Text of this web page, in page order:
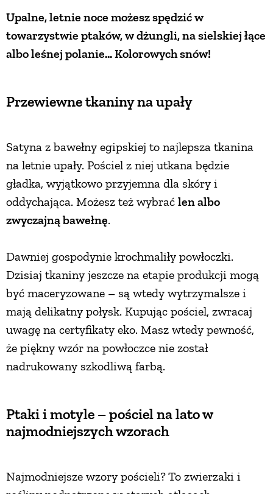
Upalne, letnie noce możesz spędzić w
towarzystwie ptaków, w dżungli, na sielskiej łące
albo leśnej polanie... Kolorowych snów!
Przewiewne tkaniny na upały
Satyna z bawełny egipskiej to najlepsza tkanina
na letnie upały. Pościel z niej utkana będzie
gładka, wyjątkowo przyjemna dla skóry i
oddychająca. Możesz też wybrać len albo
zwyczajną bawełnę.
Dawniej gospodynie krochmaliły powłoczki.
Dzisiaj tkaniny jeszcze na etapie produkcji mogą
być maceryzowane – są wtedy wytrzymalsze i
mają delikatny połysk. Kupując pościel, zwracaj
uwagę na certyfikaty eko. Masz wtedy pewność,
że piękny wzór na powłoczce nie został
nadrukowany szkodliwą farbą.
Ptaki i motyle – pościel na lato w
najmodniejszych wzorach
Najmodniejsze wzory pościeli?To zwierzaki i
PRZEPISY
ŚNIADANIA
PRZYSTAWKI
DANIA GŁÓWNE
CIASTA I DESERY
DODATKI
PRZETWORY
INNE